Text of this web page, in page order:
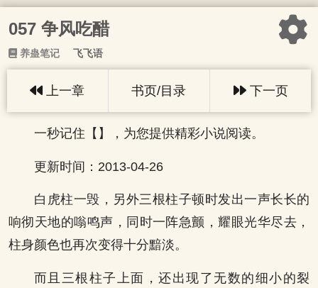
057 争风吃醋
养蛊笔记 飞飞语
上一章 书页/目录 下一页
一秒记住【】，为您提供精彩小说阅读。
更新时间：2013-04-26
白虎柱一毁，另外三根柱子顿时发出一声长长的
响彻天地的嗡鸣声，同时一阵急颤，耀眼光华尽去，
柱身颜色也再次变得十分黯淡。
而且三根柱子上面，还出现了无数的细小的裂